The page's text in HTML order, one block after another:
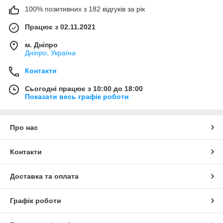
100% позитивних з 182 відгуків за рік
Працює з 02.11.2021
м. Дніпро
Дніпро, Україна
Контакти
Сьогодні працює з 10:00 до 18:00
Показати весь графік роботи
Про нас
Контакти
Доставка та оплата
Графік роботи